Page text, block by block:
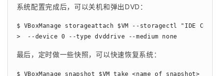
系统配置完成后，可以关机和弹出DVD：
$ VBoxManage storageattach $VM --storagectl "IDE
>  --device 0 --type dvddrive --medium none
最后，定时做一些快照，可以快速恢复系统：
$ VBoxManage snapshot $VM take <name of snapshot>